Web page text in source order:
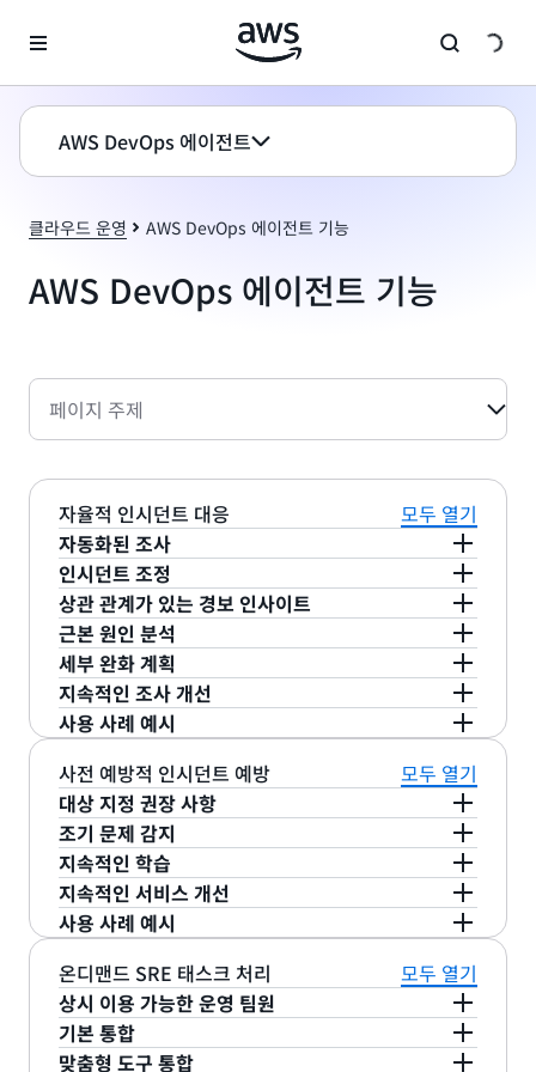
AWS DevOps 에이전트
클라우드 운영 AWS DevOps 에이전트 기능
AWS DevOps 에이전트 기능
페이지 주제
자율적 인시던트 대응
모두 열기
자동화된 조사
AWS DevOps Agent는 ServiceNow와 같은 티켓팅
및 경보 시스템과 통합하여 인시던트 티켓으로부터
자동으로 조사를 시작하고, 기존 워크플로 내에서 인
시던트 대응을 가속화하여 평균 해결 시간(MTTR)을
단축합니다.
인시던트 조정
대화형 채팅을 사용하여 조사를 시작하고 안내할 수
도 있습니다. AWS DevOps 에이전트는 운영 팀의 일
원으로 ServiceNow 및 Slack과 같은 협업 도구 내
에서 직접 작업하여 결과를 공유하고 대응을 조정합
니다. 필요한 경우, 조사를 통해 직접 AWS Support
사례를 생성하여 AWS Support 전문가에게 즉각적
인 컨텍스트를 제공하여 더 빠르게 해결할 수 있습니
다.
상관 관계가 있는 경보 인사이트
AWS DevOps 에이전트는 자동으로 인시던트를 분
류하고 관련 경보의 상관 관계를 분석하여 동일한 이
벤트에서 발생한 시기를 식별합니다. 이를 통해 어떤
경보가 서로 상관 관계에 있고 어떤 경보가 별도 조사
가 필요한지 즉시 파악하여 인시던트 대응 속도를 높
이고, 불필요한 정보를 줄이며, 팀이 가장 중요한 문
제부터 우선 처리할 수 있도록 합니다.
근본 원인 분석
AWS DevOps 에이전트는 관찰성 도구, 코드 리포지
토리 및 CI/CD 파이프라인과 통합되어 원격 분석, 코
드 및 배포 데이터를 상호 연관시키고 분석하며 탐색
한 가설, 관찰 내용 및 근본 원인 조사 결과를 공유합
니다. AWS DevOps Agent는 체계적인 조사를 통해
전체 환경에서 시스템 변경, 입력 이상, 리소스 제한,
구성 요소 장애 및 종속성 문제에서 비롯된 제반 문제
의 근본 원인을 파악합니다.
세부 완화 계획
AWS DevOps Agent는 근본 원인을 파악한 후 인시
던트 해결, 성공 확인, 필요 시 변경 사항 되돌리기를
실행하기 위한 제반 조치를 포함하는 상세한 완화 계
획을 제공합니다. 또한 AWS DevOps 에이전트는 다
른 프론티어 에이전트에서 구현할 수 있는 에이전트
지원 지침(예:Kiro 자율 에이전트가 구현할 수 있는
코드 개선)을 제공합니다.
지속적인 조사 개선
AWS DevOps 에이전트는 학습된 조사 기술을 개발
하기 위해 과거 조사를 검토하여 조사 기능을 개선합
니다. 학습한 조사 기술은 과거 조사 사례를 분석하여
사건의 우선 순위를 정하고 근본 원인 분석 및 완화
계획을 더 효율적이고 신속하게 수립하는 방법을 배
우며, 시간이 지날수록 더 능숙해집니다.
사용 사례 예시
AWS DevOps Agent는전체 스택의 시스템 변경,
입력 이상 현상, 리소스 제한, 구성 요소 장애
및종
속성 문제 로 인한 경보를 체계적으로 조사하여
DevOps 팀에 목표 완화 단계를 안내하여 MTTR(평
균 해결 시간)을 몇 시간에서 몇 분으로 단축합니
다. 예를 들면, 다음과 같습니다.
시스템 변경:최근 코드 변경으로 인해 Amazon
DynamoDB에 병목 현상이 발생하여 비효율적인
사용으로 인한 지연 시간이 길어지는 경우, AWS
DevOps Agent는 즉각적인 완화 조치로 변경 사
사전 예방적 인시던트 예방
모두 열기
대상 지정 권장 사항
AWS DevOps 에이전트는 과거 인시던트의 패턴을
분석하여 관찰성, 인프라 최적화, 배포 파이프라인 개
선, 애플리케이션 복원력이라는 네 가지 주요 영역을
강화하는 실행 가능한 권장 사항을 제공합니다. 예를
들어, AWS DevOps 에이전트는 문제가 프로덕션에
도달하는 것을 방해할 수 있는 테스트 격차를 식별할
수 있습니다. 권장 사항에는 애플리케이션 또는 인프
라 코드를 업데이트하기 위해 코딩 에이전트나 동료
조기 문제 감지
AWS DevOps Agent는 관찰 가능 범위의 격차와 경
보를 미세 조정할 기회를 식별하여 평균 탐지 시간
(MTTD)을 줄이므로 문제가 더 커지기 전에 이를 파
악할 수 있습니다. 예를 들어, 최근 장애에 대한 인시
던트 탐지가 너무 오래 걸렸다는 사실을 파악한 후,
AWS DevOps 에이전트는 탐지 시간을 줄이고 운영
중단이 길어지는 것을 방지하기 위해 오류 소스 근처
지속적인 학습
AWS DevOps Agent는 학습 루프를 사용하여 계속
해서 권장 사항을 수정하고 운영 우선 순위에 맞게 조
정하며 권장 사항에 대한 팀의 피드백을 기반으로 조
직의 요구에 맞게 점점 더 관련성이 높은 권장 사항을
제공합니다.
지속적인 서비스 개선
AWS DevOps Agent는 과거 인시던트의 패턴을 분
석하여 향후 운영 중단을 방지하고 시스템 복원력을
강화하는 대상 지정 권장 사항을 제공합니다. 실제 인
시던트를 평가하여 관찰성, 인프라 최적화, 배포 파
이프라인 개선,애플리케이션 복원력 의 네 가지 주
사용 사례 예시
관찰성 개선:AWS DevOps Agent는 중요한 인
증 시스템의 경우 탐지 시간을 줄이고 통합 중단
이 연장되는 것을 방지하기 위해 경보 임곗값을
20분 동안 장애 15회에서 5분 이내에 장애 3회로
온디맨드 SRE 태스크 처리
모두 열기
상시 이용 가능한 운영 팀원
DevOps 에이전트에게 운영 관련 질문을 하고 콘솔
기본 통합
맞춤형 도구 통합